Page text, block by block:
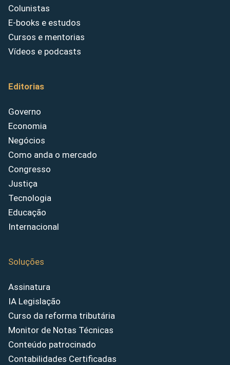
Colunistas
E-books e estudos
Cursos e mentorias
Vídeos e podcasts
Editorias
Governo
Economia
Negócios
Como anda o mercado
Congresso
Justiça
Tecnologia
Educação
Internacional
Soluções
Assinatura
IA Legislação
Curso da reforma tributária
Monitor de Notas Técnicas
Conteúdo patrocinado
Contabilidades Certificadas